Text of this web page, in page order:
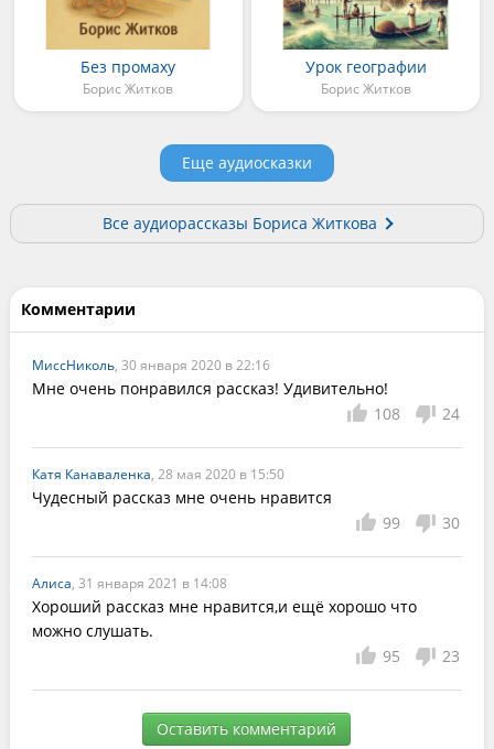
Без промаху
Борис Житков
Урок географии
Борис Житков
Еще аудиосказки
Все аудиорассказы Бориса Житкова
Комментарии
МиссНиколь, 30 января 2020 в 22:16
Мне очень понравился рассказ! Удивительно!
108
24
Катя Канаваленка, 28 мая 2020 в 15:50
Чудесный рассказ мне очень нравится
99
30
Алиса, 31 января 2021 в 14:08
Хороший рассказ мне нравится,и ещё хорошо что
можно слушать.
95
23
Оставить комментарий